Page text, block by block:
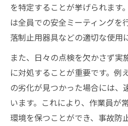
を特定することが挙げられます
は全員での安全ミーティングを
落制止用器具などの適切な使用
また、日々の点検を欠かさず実
に対処することが重要です。例
の劣化が見つかった場合には、
います。これにより、作業員が
環境を保つことができ、事故防